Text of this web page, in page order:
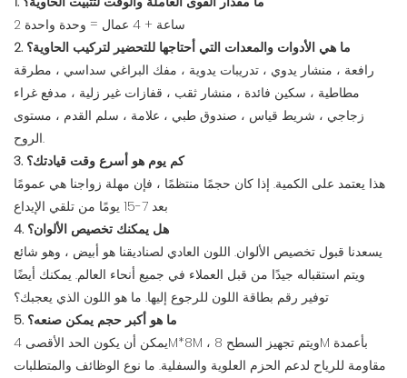
2 ساعة + 4 عمال = وحدة واحدة
2. ما هي الأدوات والمعدات التي أحتاجها للتحضير لتركيب الحاوية؟
رافعة ، منشار يدوي ، تدريبات يدوية ، مفك البراغي سداسي ، مطرقة
مطاطية ، سكين فائدة ، منشار ثقب ، قفازات غير زلية ، مدفع غراء
زجاجي ، شريط قياس ، صندوق طبي ، علامة ، سلم القدم ، مستوى
الروح.
3. كم يوم هو أسرع وقت قيادتك؟
هذا يعتمد على الكمية. إذا كان حجمًا منتظمًا ، فإن مهلة زواجنا هي عمومًا
بعد 7-15 يومًا من تلقي الإيداع
4. هل يمكنك تخصيص الألوان؟
يسعدنا قبول تخصيص الألوان. اللون العادي لصناديقنا هو أبيض ، وهو شائع
ويتم استقباله جيدًا من قبل العملاء في جميع أنحاء العالم. يمكنك أيضًا
توفير رقم بطاقة اللون للرجوع إليها. ما هو اللون الذي يعجبك؟
5. ما هو أكبر حجم يمكن صنعه؟
يمكن أن يكون الحد الأقصى 4M*8M ، ويتم تجهيز السطح 8M بأعمدة
مقاومة للرياح لدعم الحزم العلوية والسفلية. ما نوع الوظائف والمتطلبات